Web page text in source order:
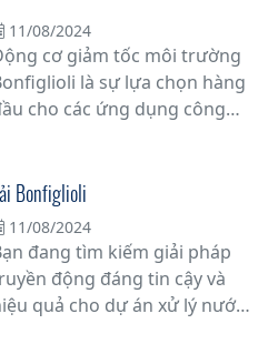
11/08/2024
cơ giảm tốc môi trường
là sự lựa chọn hàng
cho các ứng dụng công
tiên tiến và chất lượng
trội, sản phẩm này mang
giải pháp bền vững cho các
nghiệp trong việc nâng
hiệu suất sản xuất và giảm
thiểu thời gian dừng máy.
Bonfiglioli
11/08/2024
đang tìm kiếm giải pháp
động đáng tin cậy và
quả cho dự án xử lý nước